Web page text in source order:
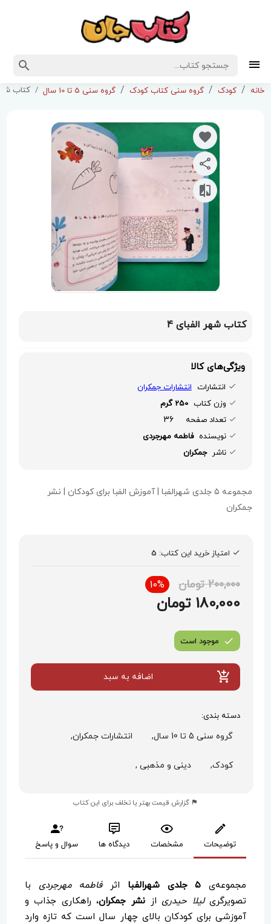
خانه کودک گروه سنی کتاب کودک گروه سنی 5 تا 10 سال کتاب
کتاب شهر الفبای 4
ویژگی‌های کالا
انتشارات انتشارات جمکران
وزن کتاب 250 گرم
تعداد صفحه
36
نویسنده فاطمه مهرجردی
ناشر جمکران
مجموعه ۵ جلدی شهرالفبا | آموزش الفبا برای کودکان | نشر
جمکران
امتیاز خرید این کتاب: 5
200,000 تومان 10%
180,000 تومان
موجود است
اضافه به سبد
دسته بندی:
گروه سنی 5 تا 10 سال, انتشارات جمکران,
کودک, دینی و مذهبی ,
گزارش قیمت بهتر یا تخلف برای این کتاب
توضیحات مشخصات دیدگاه ها سوال و پاسخ
مجموعه‌ی ۵ جلدی شهرالفبا اثرفاطمه مهرجردی با
تصویرگریلیلا حیدریاز نشر جمکران، راهکاری جذاب و
آموزشی برای کودکان بالای چهار سال است که تازه وارد